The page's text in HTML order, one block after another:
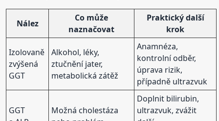
Nález
Co může
naznačovat
Praktický další
krok
Izolovaně
zvýšená
GGT
Alkohol, léky,
ztučnění jater,
metabolická zátěž
Anamnéza,
kontrolní odběr,
úprava rizik,
případně ultrazvuk
GGT
Možná cholestáza
Doplnit bilirubin,
ultrazvuk, zvážit